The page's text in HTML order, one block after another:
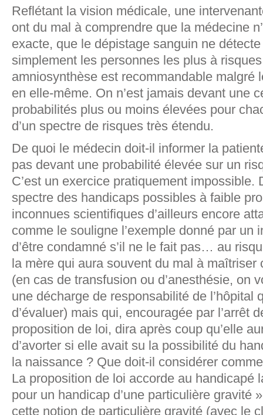
Reflétant la vision médicale, une
ont du mal à comprendre que la médecine
exacte, que le dépistage sanguin ne
simplement les personnes les plus à
amniosynthèse est recommandable malgré
en elle-même. On n’est jamais devant une
probabilités plus ou moins élevées pour
d’un spectre de risques très étendu.
De quoi le médecin doit-il informer la
pas devant une probabilité élevée sur un
C’est un exercice pratiquement impossible.
spectre des handicaps possibles à faible
inconnues scientifiques d’ailleurs encore
comme le souligne l’exemple donné par
d’être condamné s’il ne le fait pas… au
la mère qui aura souvent du mal à maîtriser
(en cas de transfusion ou d’anesthésie, on
une décharge de responsabilité de l’hôpital
d’évaluer) mais qui, encouragée par l’arrêt
proposition de loi, dira après coup qu’elle
d’avorter si elle avait su la possibilité du
la naissance ? Que doit-il considérer
La proposition de loi accorde au handicapé
pour un handicap d’une particulière gravité
cette notion de particulière gravité (avec le